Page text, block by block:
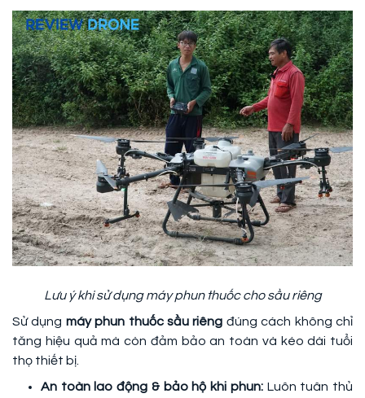
Lưu ý khi sử dụng máy phun thuốc cho sầu riêng
Sử dụng máy phun thuốc sầu riêng đúng cách không chỉ
tăng hiệu quả mà còn đảm bảo an toàn và kéo dài tuổi
thọ thiết bị.
An toàn lao động & bảo hộ khi phun: Luôn tuân thủ